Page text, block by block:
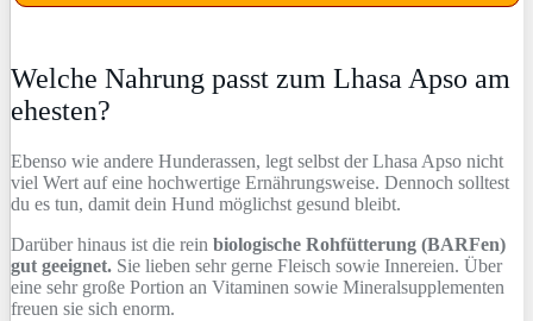
Welche Nahrung passt zum Lhasa Apso am
ehesten?
Ebenso wie andere Hunderassen, legt selbst der Lhasa Apso nicht
viel Wert auf eine hochwertige Ernährungsweise. Dennoch solltest
du es tun, damit dein Hund möglichst gesund bleibt.
Darüber hinaus ist die rein biologische Rohfütterung (BARFen)
gut geeignet. Sie lieben sehr gerne Fleisch sowie Innereien. Über
eine sehr große Portion an Vitaminen sowie Mineralsupplementen
freuen sie sich enorm.